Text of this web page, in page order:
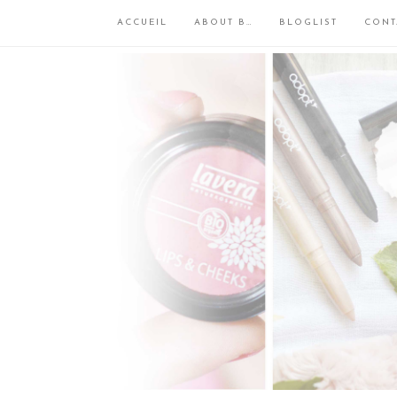
ACCUEIL ABOUT B… BLOGLIST